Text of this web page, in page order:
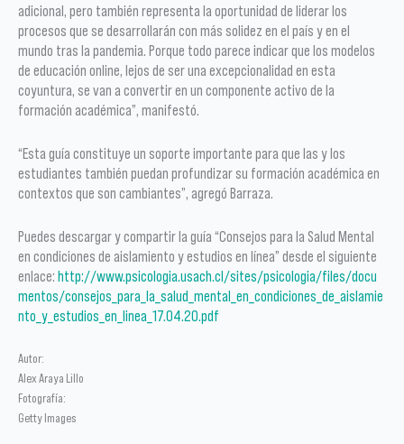
adicional, pero también representa la oportunidad de liderar los
procesos que se desarrollarán con más solidez en el país y en el
mundo tras la pandemia. Porque todo parece indicar que los modelos
de educación online, lejos de ser una excepcionalidad en esta
coyuntura, se van a convertir en un componente activo de la
formación académica”, manifestó.
“Esta guía constituye un soporte importante para que las y los
estudiantes también puedan profundizar su formación académica en
contextos que son cambiantes”, agregó Barraza.
Puedes descargar y compartir la guía “Consejos para la Salud Mental
en condiciones de aislamiento y estudios en línea” desde el siguiente
enlace: http://www.psicologia.usach.cl/sites/psicologia/files/docu
mentos/consejos_para_la_salud_mental_en_condiciones_de_aislamie
nto_y_estudios_en_linea_17.04.20.pdf
Autor:
Alex Araya Lillo
Fotografía:
Getty Images